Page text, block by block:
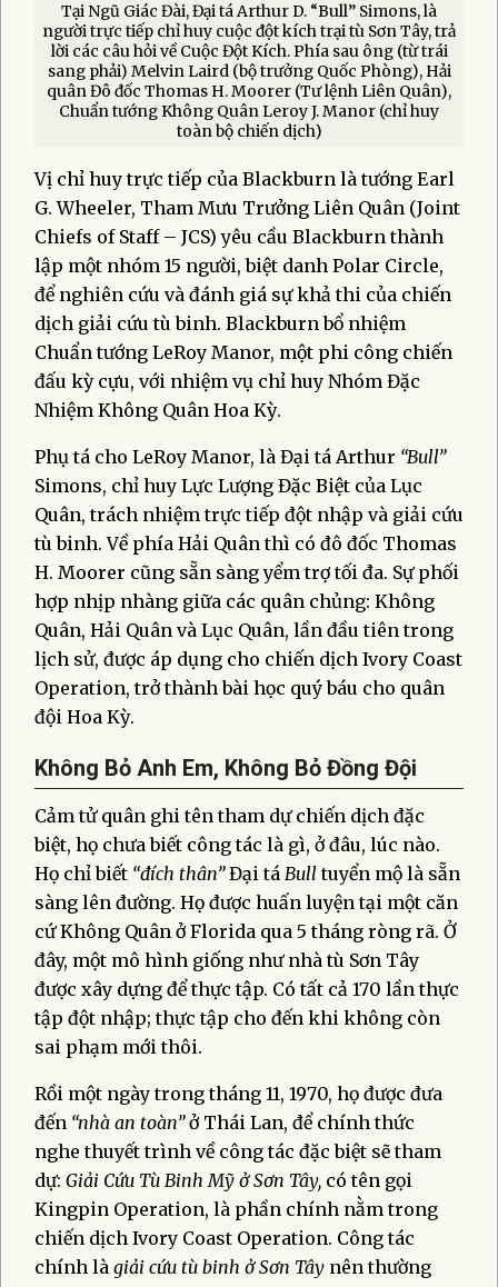
Tại Ngũ Giác Đài, Đại tá Arthur D. “Bull” Simons, là
người trực tiếp chỉ huy cuộc đột kích trại tù Sơn Tây, trả
lời các câu hỏi về Cuộc Đột Kích. Phía sau ông (từ trái
sang phải) Melvin Laird (bộ trưởng Quốc Phòng), Hải
quân Đô đốc Thomas H. Moorer (Tư lệnh Liên Quân),
Chuẩn tướng Không Quân Leroy J. Manor (chỉ huy
toàn bộ chiến dịch)
Vị chỉ huy trực tiếp của Blackburn là tướng Earl
G. Wheeler, Tham Mưu Trưởng Liên Quân (Joint
Chiefs of Staff – JCS) yêu cầu Blackburn thành
lập một nhóm 15 người, biệt danh Polar Circle,
để nghiên cứu và đánh giá sự khả thi của chiến
dịch giải cứu tù binh. Blackburn bổ nhiệm
Chuẩn tướng LeRoy Manor, một phi công chiến
đấu kỳ cựu, với nhiệm vụ chỉ huy Nhóm Đặc
Nhiệm Không Quân Hoa Kỳ.
Phụ tá cho LeRoy Manor, là Đại tá Arthur “Bull”
Simons, chỉ huy Lực Lượng Đặc Biệt của Lục
Quân, trách nhiệm trực tiếp đột nhập và giải cứu
tù binh. Về phía Hải Quân thì có đô đốc Thomas
H. Moorer cũng sẵn sàng yểm trợ tối đa. Sự phối
hợp nhịp nhàng giữa các quân chủng: Không
Quân, Hải Quân và Lục Quân, lần đầu tiên trong
lịch sử, được áp dụng cho chiến dịch Ivory Coast
Operation, trở thành bài học quý báu cho quân
đội Hoa Kỳ.
Không Bỏ Anh Em, Không Bỏ Đồng Đội
Cảm tử quân ghi tên tham dự chiến dịch đặc
biệt, họ chưa biết công tác là gì, ở đâu, lúc nào.
Họ chỉ biết “đích thân”Đại tá Bulltuyển mộ là sẵn
sàng lên đường. Họ được huấn luyện tại một căn
cứ Không Quân ở Florida qua 5 tháng ròng rã. Ở
đây, một mô hình giống như nhà tù Sơn Tây
được xây dựng để thực tập. Có tất cả 170 lần thực
tập đột nhập; thực tập cho đến khi không còn
sai phạm mới thôi.
Rồi một ngày trong tháng 11, 1970, họ được đưa
đến “nhà an toàn”ở Thái Lan, để chính thức
nghe thuyết trình về công tác đặc biệt sẽ tham
dự: Giải Cứu Tù Binh Mỹ ở Sơn Tây, có tên gọi
Kingpin Operation, là phần chính nằm trong
chiến dịch Ivory Coast Operation. Công tác
chính là giải cứu tù binh ở Sơn Tây nên thường